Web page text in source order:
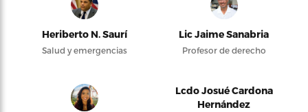
Heriberto N. Saurí
Salud y emergencias
Lic Jaime Sanabria
Profesor de derecho
Lcdo Josué Cardona
Hernández